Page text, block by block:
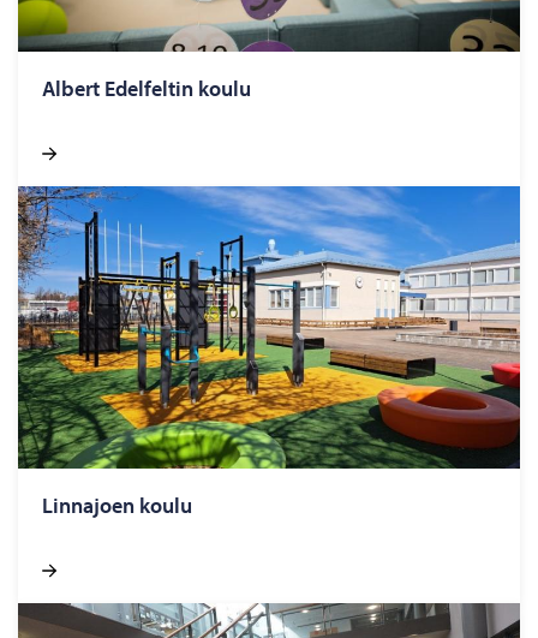
Al­bert Edel­fel­tin koulu
Linn­ajoen koulu